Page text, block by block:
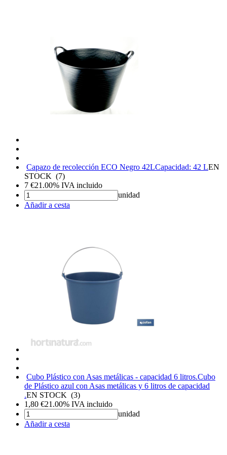
Capazo de recolección ECO Negro 42LCapacidad: 42 LEN
STOCK (7)
7 €21.00% IVA incluido
unidad
Añadir a cesta
Cubo Plástico con Asas metálicas - capacidad 6 litros.Cubo
de Plástico azul con Asas metálicas y 6 litros de capacidad
.EN STOCK (3)
1,80 €21.00% IVA incluido
unidad
Añadir a cesta